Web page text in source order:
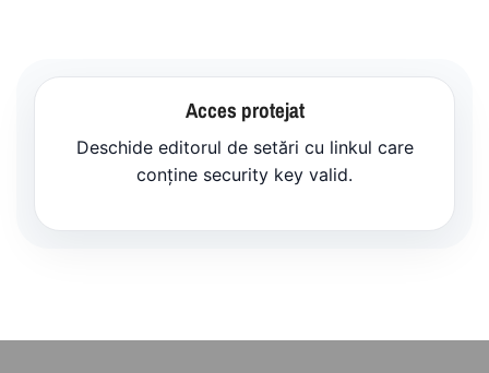
Acces protejat
Deschide editorul de setări cu linkul care
conține security key valid.